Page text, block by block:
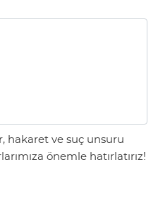
hakaret ve suç unsuru
önemle hatırlatırız!